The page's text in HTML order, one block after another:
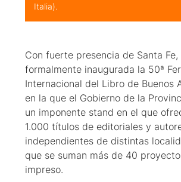
Italia).
Con fuerte presencia de Santa Fe,
formalmente inaugurada la 50ª
Internacional del Libro de Buenos
en la que el Gobierno de la
un imponente stand en el que
1.000 títulos de editoriales y
independientes de distintas
que se suman más de 40
impreso.